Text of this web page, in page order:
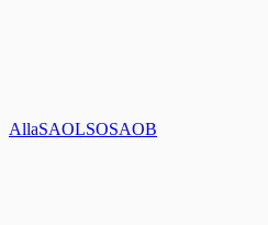
AllaSAOLSOSAOB